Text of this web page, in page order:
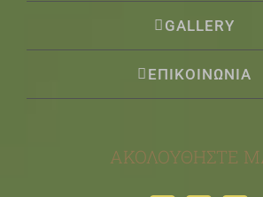
GALLERY
ΕΠΙΚΟΙΝΩΝΙΑ
ΑΚΟΛΟΥΘΉΣΤΕ